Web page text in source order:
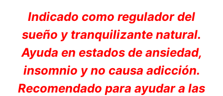
Indicado como regulador del
sueño y tranquilizante natural.
Ayuda en estados de ansiedad,
insomnio y no causa adicción.
Recomendado para ayudar a las